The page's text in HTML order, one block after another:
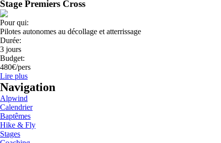
Stage Premiers Cross
Pour qui:
Pilotes autonomes au décollage et atterrissage
Durée:
3 jours
Budget:
480€/pers
Lire plus
Navigation
Alpwind
Calendrier
Baptêmes
Hike & Fly
Stages